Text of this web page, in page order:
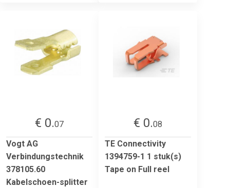
€ 0.07
Vogt AG
Verbindungstechnik
378105.60
Kabelschoen-splitter
€ 0.08
TE Connectivity
1394759-1 1 stuk(s)
Tape on Full reel